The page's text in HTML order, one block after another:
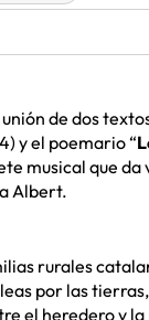
de dos
y el poemario “
musical que da
Albert.
rurales
por las
el heredero y